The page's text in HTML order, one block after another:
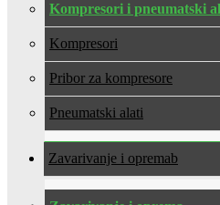
Kompresori i pneumatski
Kompresori
Pribor za kompresore
Pneumatski alati
Zavarivanje i oprema